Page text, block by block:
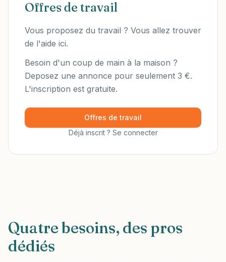
Offres de travail
Vous proposez du travail ? Vous allez trouver
de l'aide ici.
Besoin d'un coup de main à la maison ?
Deposez une annonce pour seulement 3 €.
L'inscription est gratuite.
Offres de travail
Déjà inscrit ? Se connecter
Quatre besoins, des pros
dédiés